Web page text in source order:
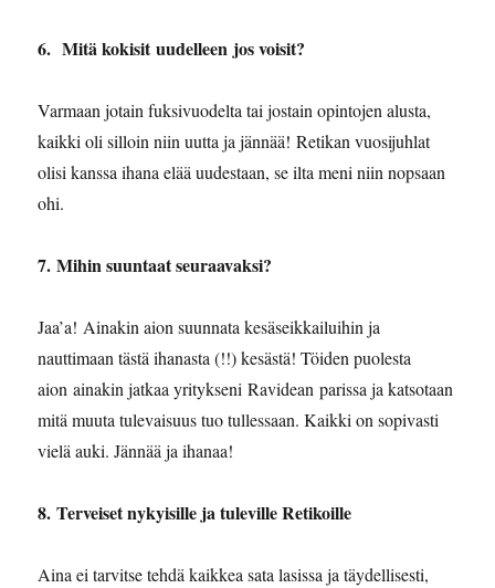
6. ⁠ Mitä kokisit uudelleen jos voisit?
Varmaan jotain fuksivuodelta tai jostain opintojen alusta,
kaikki oli silloin niin uutta ja jännää! Retikan vuosijuhlat
olisi kanssa ihana elää uudestaan, se ilta meni niin nopsaan
ohi.
7.Mihin suuntaat seuraavaksi?
⁠Jaa’a! Ainakin aion suunnata kesäseikkailuihin ja
nauttimaan tästä ihanasta (!!) kesästä! Töiden puolesta
aion ainakin jatkaa yritykseni Ravidean parissa ja katsotaan
mitä muuta tulevaisuus tuo tullessaan. Kaikki on sopivasti
vielä auki. Jännää ja ihanaa!
8. ⁠⁠Terveiset nykyisille ja tuleville Retikoille
Aina ei tarvitse tehdä kaikkea sata lasissa ja täydellisesti,